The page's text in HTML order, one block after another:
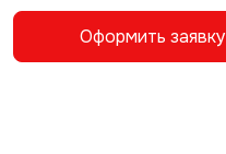
Оформить заявку